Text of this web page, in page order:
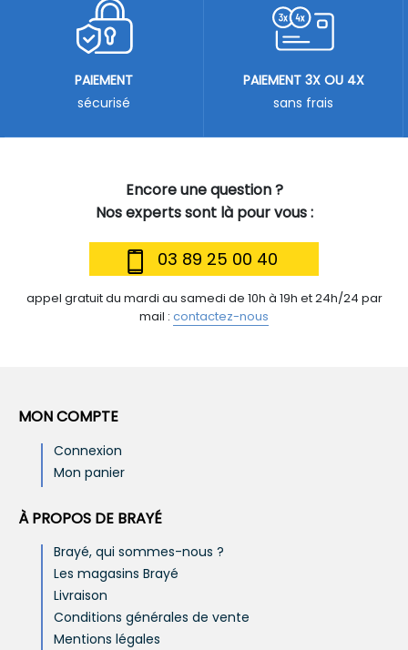
Encore une question ?
Nos experts sont là pour vous :
03 89 25 00 40
appel gratuit du mardi au samedi de 10h à 19h et 24h/24 par
mail : contactez-nous
PAIEMENT
sécurisé
PAIEMENT 3X OU 4X
sans frais
MON COMPTE
Connexion
Mon panier
À PROPOS DE BRAYÉ
Brayé, qui sommes-nous ?
Les magasins Brayé
Livraison
Conditions générales de vente
Mentions légales